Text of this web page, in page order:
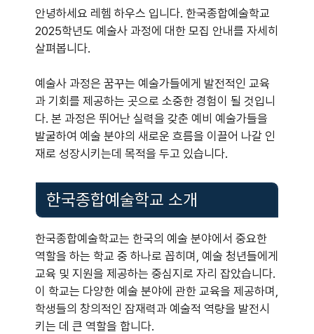
안녕하세요 레헴 하우스 입니다. 한국종합예술학교
2025학년도 예술사 과정에 대한 모집 안내를 자세히
살펴봅니다.
예술사 과정은 꿈꾸는 예술가들에게 발전적인 교육
과 기회를 제공하는 곳으로 소중한 경험이 될 것입니
다. 본 과정은 뛰어난 실력을 갖춘 예비 예술가들을
발굴하여 예술 분야의 새로운 흐름을 이끌어 나갈 인
재로 성장시키는데 목적을 두고 있습니다.
한국종합예술학교 소개
한국종합예술학교는 한국의 예술 분야에서 중요한
역할을 하는 학교 중 하나로 꼽히며, 예술 청년들에게
교육 및 지원을 제공하는 중심지로 자리 잡았습니다.
이 학교는 다양한 예술 분야에 관한 교육을 제공하며,
학생들의 창의적인 잠재력과 예술적 역량을 발전시
키는 데 큰 역할을 합니다.